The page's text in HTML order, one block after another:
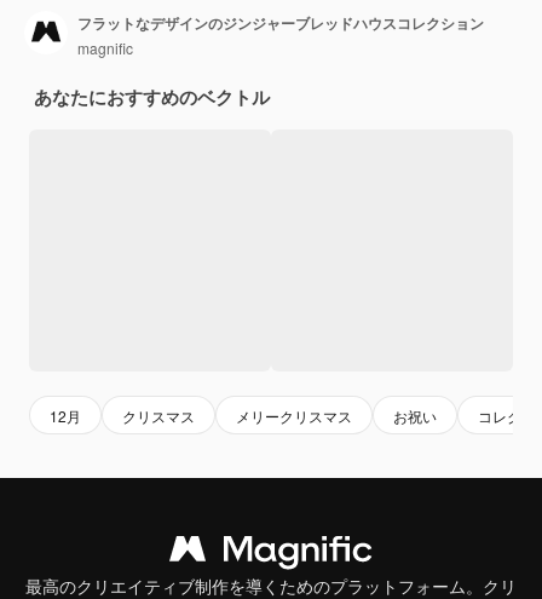
フラットなデザインのジンジャーブレッドハウスコレクション
magnific
あなたにおすすめのベクトル
12月 クリスマス メリークリスマス お祝い コレクシ
最高のクリエイティブ制作を導くためのプラットフォーム。クリ